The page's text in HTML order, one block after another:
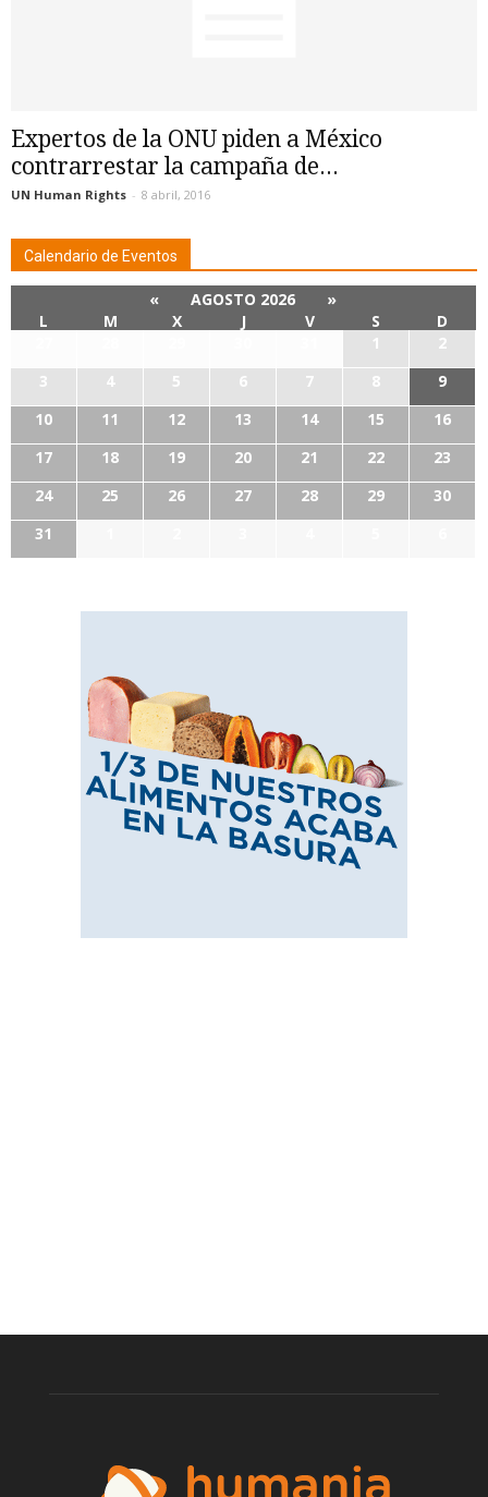
Expertos de la ONU piden a México
contrarrestar la campaña de...
UN Human Rights - 8 abril, 2016
Calendario de Eventos
« AGOSTO 2026
»
L
M X J V S
D
1
2
3
4 5 6 7 8
9
10
11 12 13 14 15
16
17
18 19 20 21 22
23
24
25 26 27 28 29
30
31